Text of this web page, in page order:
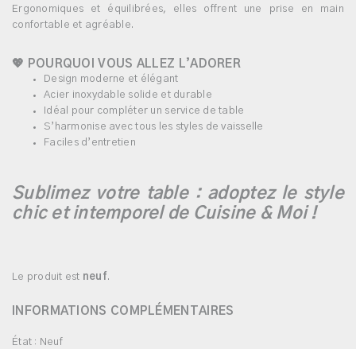
Ergonomiques et équilibrées, elles offrent une prise en main
confortable et agréable.
💖 POURQUOI VOUS ALLEZ L’ADORER
Design moderne et élégant
Acier inoxydable solide et durable
Idéal pour compléter un service de table
S’harmonise avec tous les styles de vaisselle
Faciles d’entretien
Sublimez votre table : adoptez le style
chic et intemporel de Cuisine & Moi !
Le produit est neuf.
INFORMATIONS COMPLÉMENTAIRES
État : Neuf